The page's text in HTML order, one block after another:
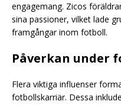
engagemang. Zicos
sina passioner, vilket lade
framgångar inom fotboll.
Påverkan under
Flera viktiga influenser
fotbollskarriär. Dessa